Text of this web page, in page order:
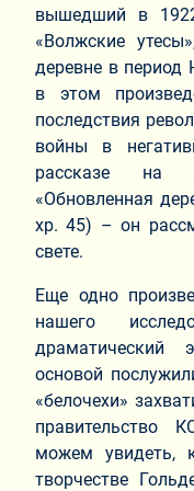
вышедший в
«Волжские
деревне в период
в этом
последствия
войны в
рассказе на
«Обновленная
хр. 45) – он
свете.
Еще одно
нашего
основой
«белочехи»
можем увидеть,
творчестве